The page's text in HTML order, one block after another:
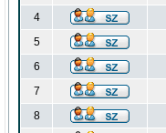
4
5
6
7
8